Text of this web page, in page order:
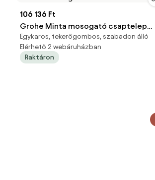
106 136 Ft
Grohe Minta mosogató csaptelep
forgó karral, 2 áram csiszolt cool
sunrise 32321gn2 G32321GN2
Egykaros, tekerőgombos, szabadon álló
Elérhető 2 webáruházban
Raktáron